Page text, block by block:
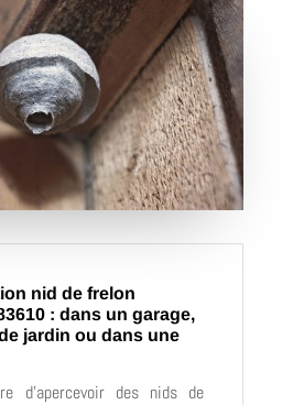
nid de frelon
: dans un garage,
jardin ou dans une
d’apercevoir des nids de